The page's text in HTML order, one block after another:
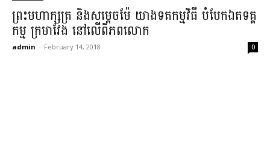
ព្រះមហាក្សត្រ និងសម្តេចម៉ែ យាងទតកម្មវិធី​ បំបែកឯតទគ្គ
កម្ម​ ក្រមាវែង​ នៅលើពិភពលោក
admin - February 14, 2018 0